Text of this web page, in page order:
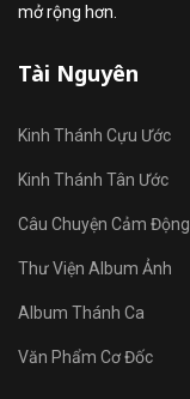
mở rộng hơn.
Tài Nguyên
Kinh Thánh Cựu Ước
Kinh Thánh Tân Ước
Câu Chuyện Cảm Động
Thư Viện Album Ảnh
Album Thánh Ca
Văn Phẩm Cơ Đốc